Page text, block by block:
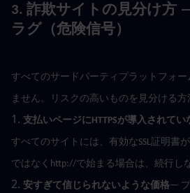
3. 詐欺サイトの見分け方
ラグ（危険信号）
すべてのサードパーティプラットフォー
ません。リスクの高いものを見分ける方
1. 支払いページにHTTPSが導入されてい
すべてのサイトには、有効なSSL証明書
ではなくhttp://で始まる場合は、続行し
2. 安すぎて信じられないような価格—